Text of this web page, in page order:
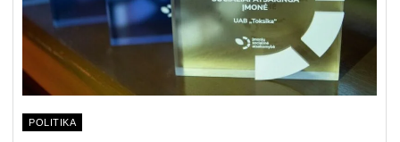
POLITIKA